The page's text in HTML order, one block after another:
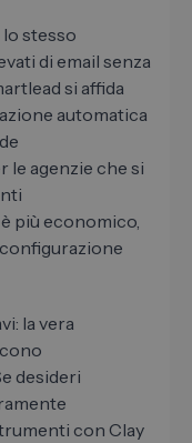
stesso
di email senza
si affida
automatica
agenzie che si
più economico,
la vera
desideri
con Clay